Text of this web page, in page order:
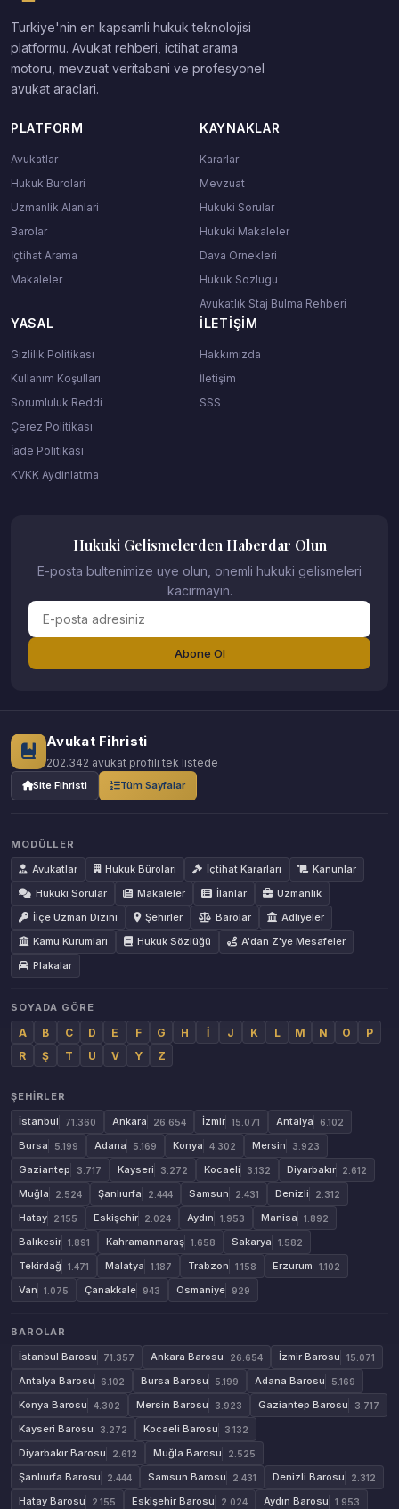
Turkiye'nin en kapsamli hukuk teknolojisi
platformu. Avukat rehberi, ictihat arama
motoru, mevzuat veritabani ve profesyonel
avukat araclari.
PLATFORM
Avukatlar
Hukuk Burolari
Uzmanlik Alanlari
Barolar
İçtihat Arama
Makaleler
KAYNAKLAR
Kararlar
Mevzuat
Hukuki Sorular
Hukuki Makaleler
Dava Ornekleri
Hukuk Sozlugu
Avukatlık Staj Bulma Rehberi
YASAL
Gizlilik Politikası
Kullanım Koşulları
Sorumluluk Reddi
Çerez Politikası
İade Politikası
KVKK Aydinlatma
İLETIŞIM
Hakkımızda
İletişim
SSS
Hukuki Gelismelerden Haberdar Olun
E-posta bultenimize uye olun, onemli hukuki gelismeleri
kacirmayin.
Abone Ol
Avukat Fihristi
202.342 avukat profili tek listede
Site Fihristi Tüm Sayfalar
MODÜLLER
Avukatlar
Hukuk Büroları İçtihat Kararları
Kanunlar
Hukuki Sorular
Makaleler İlanlar
Uzmanlık
İlçe Uzman Dizini
Şehirler Barolar
Adliyeler
Kamu Kurumları
Hukuk Sözlüğü
A'dan Z'ye Mesafeler
Plakalar
SOYADA GÖRE
A B C D E F G H İ J K L M N O
P
R
Ş T U V Y Z
ŞEHIRLER
İstanbul
71.360 Ankara 26.654 İzmir 15.071 Antalya 6.102
Bursa 5.199 Adana 5.169 Konya 4.302 Mersin 3.923
Gaziantep 3.717 Kayseri 3.272 Kocaeli 3.132 Diyarbakır 2.612
Muğla 2.524 Şanlıurfa 2.444 Samsun 2.431 Denizli 2.312
Hatay 2.155 Eskişehir 2.024 Aydın 1.953 Manisa 1.892
Balıkesir 1.891 Kahramanmaraş 1.658 Sakarya 1.582
Tekirdağ 1.471 Malatya 1.187 Trabzon 1.158 Erzurum 1.102
Van 1.075 Çanakkale 943 Osmaniye 929
BAROLAR
İstanbul Barosu
71.357 Ankara Barosu 26.654 İzmir Barosu 15.071
Antalya Barosu 6.102 Bursa Barosu 5.199 Adana Barosu 5.169
Konya Barosu 4.302 Mersin Barosu 3.923 Gaziantep Barosu 3.717
Kayseri Barosu 3.272 Kocaeli Barosu 3.132
Diyarbakır Barosu 2.612 Muğla Barosu 2.525
Şanlıurfa Barosu 2.444 Samsun Barosu 2.431 Denizli Barosu 2.312
Hatay Barosu 2.155 Eskişehir Barosu 2.024 Aydın Barosu 1.953